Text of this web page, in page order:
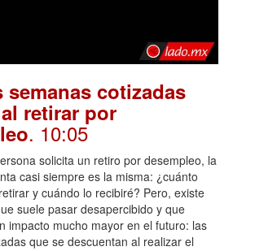
semanas cotizadas
retirar por
. 10:05
solicita un retiro por desempleo, la
casi siempre es la misma: ¿cuánto
y cuándo lo recibiré? Pero, existe
suele pasar desapercibido y que
impacto mucho mayor en el futuro: las
que se descuentan al realizar el